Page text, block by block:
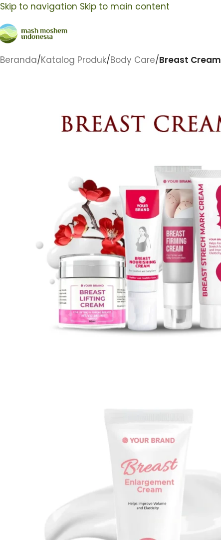
Skip to navigation Skip to main content
Beranda/Katalog Produk/Body Care/Breast Cream